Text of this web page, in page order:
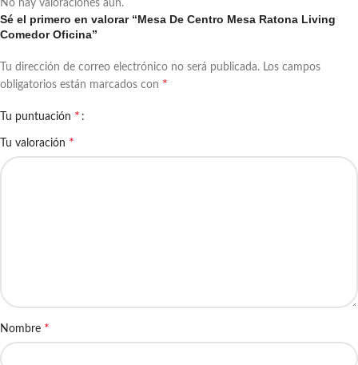
No hay valoraciones aún.
Sé el primero en valorar “Mesa De Centro Mesa Ratona Living
Comedor Oficina”
Tu dirección de correo electrónico no será publicada. Los campos
obligatorios están marcados con *
Tu puntuación *
Tu valoración *
Nombre *